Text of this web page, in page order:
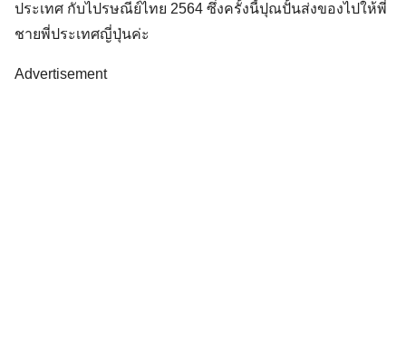
ประเทศ กับไปรษณีย์ไทย 2564 ซึ่งครั้งนี้ปุณปั้นส่งของไปให้พี่
ชายพี่ประเทศญี่ปุ่นค่ะ
Advertisement